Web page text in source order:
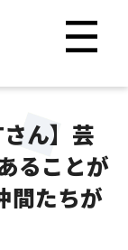
ん】芸
ることが
間たちが